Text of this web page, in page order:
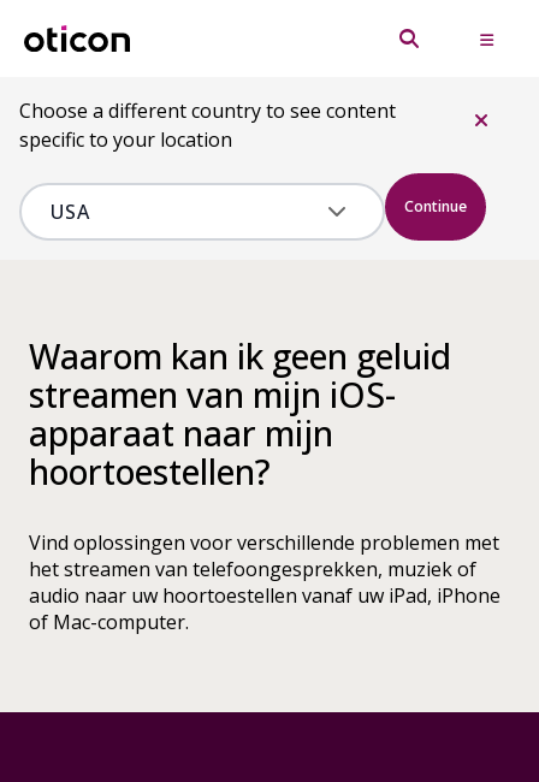
Choose a different country to see content
specific to your location
Continue
Waarom kan ik geen geluid
streamen van mijn iOS-
apparaat naar mijn
hoortoestellen?
Vind oplossingen voor verschillende problemen met
het streamen van telefoongesprekken, muziek of
audio naar uw hoortoestellen vanaf uw iPad, iPhone
of Mac-computer.